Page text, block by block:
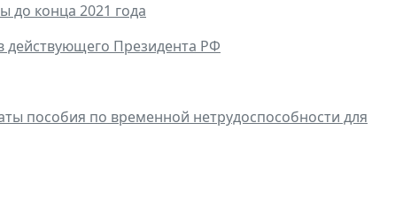
до конца 2021 года
действующего Президента РФ
пособия по временной нетрудоспособности для